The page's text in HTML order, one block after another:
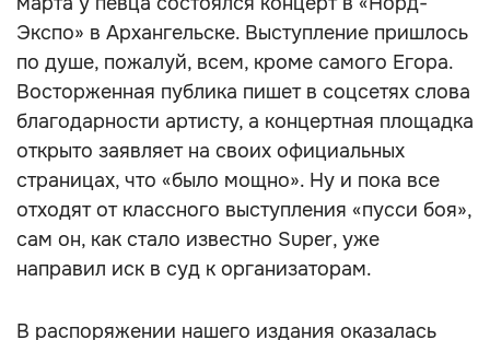
Экспо» в Архангельске. Выступление пришлось
по душе, пожалуй, всем, кроме самого Егора.
Восторженная публика пишет в соцсетях слова
благодарности артисту, а концертная площадка
открыто заявляет на своих официальных
страницах, что «‎было мощно». Ну и пока все
отходят от классного выступления «‎пусси боя»‎,
сам он, как стало известно Super, уже
направил иск в суд к организаторам.
В распоряжении нашего издания оказалась